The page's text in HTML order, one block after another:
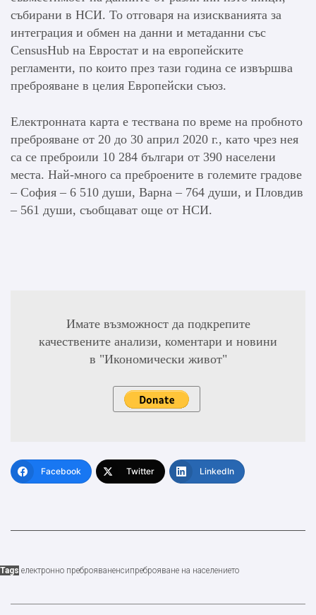
събирани в НСИ. То отговаря на изискванията за
интеграция и обмен на данни и метаданни със
CensusHub на Евростат и на европейските
регламенти, по които през тази година се извършва
преброяване в целия Европейски съюз.
Електронната карта е тествана по време на пробното
преброяване от 20 до 30 април 2020 г., като чрез нея
са се преброили 10 284 българи от 390 населени
места. Най-много са преброените в големите градове
– София – 6 510 души, Варна – 764 души, и Пловдив
– 561 души, съобщават още от НСИ.
Имате възможност да подкрепите
качествените анализи, коментари и новини
в "Икономически живот"
Facebook Twitter LinkedIn
Tags електронно преброяваненсипреброяване на населението